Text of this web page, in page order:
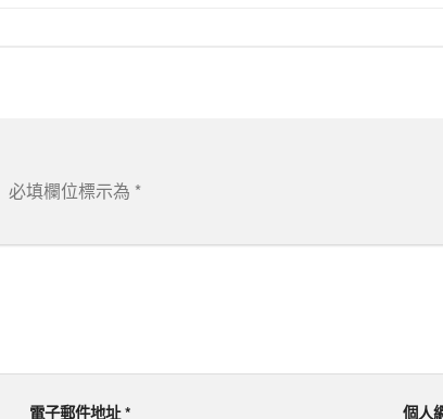
必填欄位標示為 *
電子郵件地址* 個人